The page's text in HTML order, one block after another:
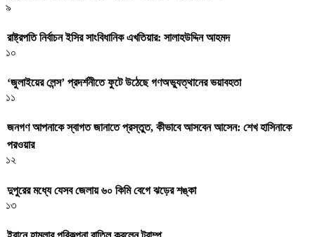
৯
রাষ্ট্রপতি নির্বাচন ইসির সাংবিধানিক এখতিয়ার: সালাহউদ্দিন আহমদ
১০
‘জুলাইয়ের লেন্স’ প্রদর্শনীতে ফুটে উঠেছে গণঅভ্যুত্থানের ভয়াবহতা
১১
জনগণ আপনাকে স্বাগত জানাতে প্রস্তুত, কীভাবে আসবেন আসেন: শেখ হাসিনাকে
পরওয়ার
১২
দুপুরের মধ্যে যেসব জেলায় ৬০ কিমি বেগে ঝড়ের শঙ্কা
১৩